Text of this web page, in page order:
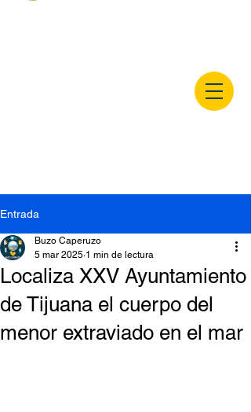
Entrada
Localiza XXV Ayuntamiento
de Tijuana el cuerpo del
menor extraviado en el mar
Buzo Caperuzo
5 mar 2025 1 min de lectura